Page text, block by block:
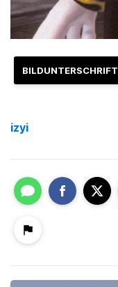
BILDUNTERSCHRIFT
izyi